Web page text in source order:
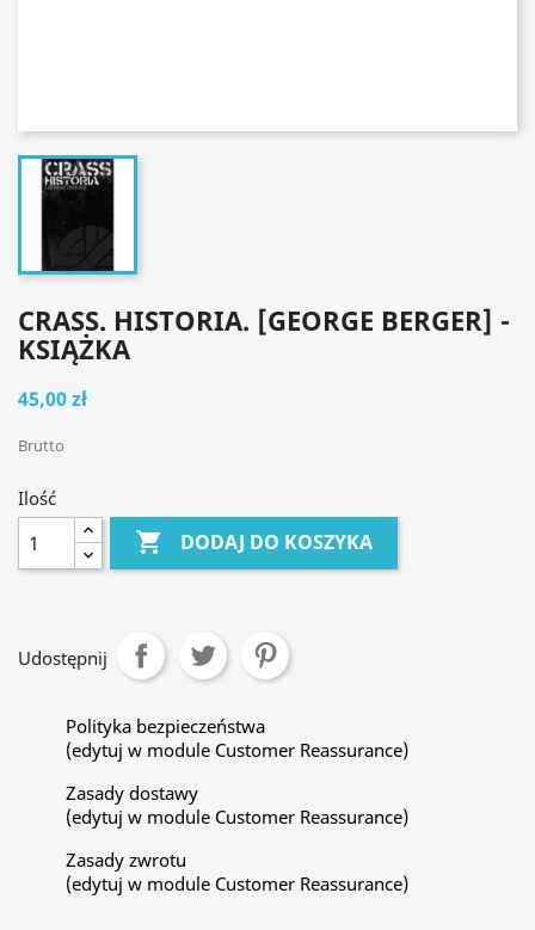
CRASS. HISTORIA. [GEORGE BERGER] -
KSIĄŻKA
45,00 zł
Brutto
Ilość
 DODAJ DO KOSZYKA
Udostępnij
Polityka bezpieczeństwa
(edytuj w module Customer Reassurance)
Zasady dostawy
(edytuj w module Customer Reassurance)
Zasady zwrotu
(edytuj w module Customer Reassurance)